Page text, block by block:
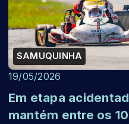
SAMUQUINHA
19/05/2026
Em etapa
mantém entre os